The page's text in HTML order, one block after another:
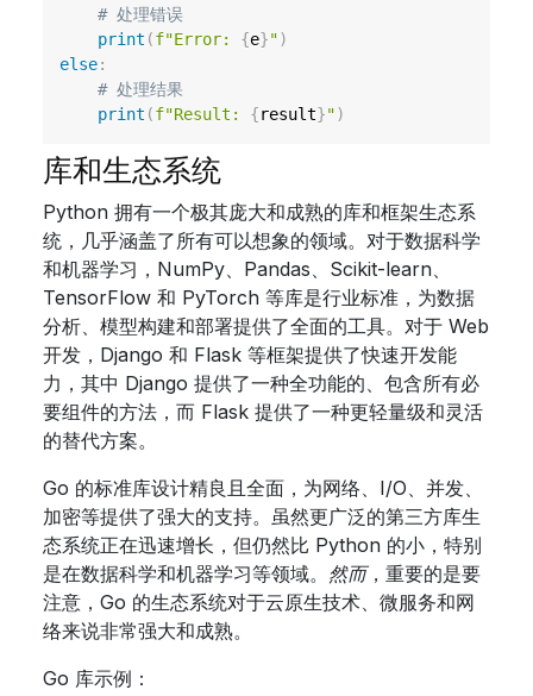
# 处理错误
print (f"Error: {e}")
else:
# 处理结果
print (f"Result: {result}")
库和生态系统
Python 拥有一个极其庞大和成熟的库和框架生态系
统，几乎涵盖了所有可以想象的领域。对于数据科学
和机器学习，NumPy、Pandas、Scikit-learn、
TensorFlow 和 PyTorch 等库是行业标准，为数据
分析、模型构建和部署提供了全面的工具。对于 Web
开发，Django 和 Flask 等框架提供了快速开发能
力，其中 Django 提供了一种全功能的、包含所有必
要组件的方法，而 Flask 提供了一种更轻量级和灵活
的替代方案。
Go 的标准库设计精良且全面，为网络、I/O、并发、
加密等提供了强大的支持。虽然更广泛的第三方库生
态系统正在迅速增长，但仍然比 Python 的小，特别
是在数据科学和机器学习等领域。 然而，重要的是要
注意，Go 的生态系统对于云原生技术、微服务和网
络来说非常强大和成熟。
Go 库示例：